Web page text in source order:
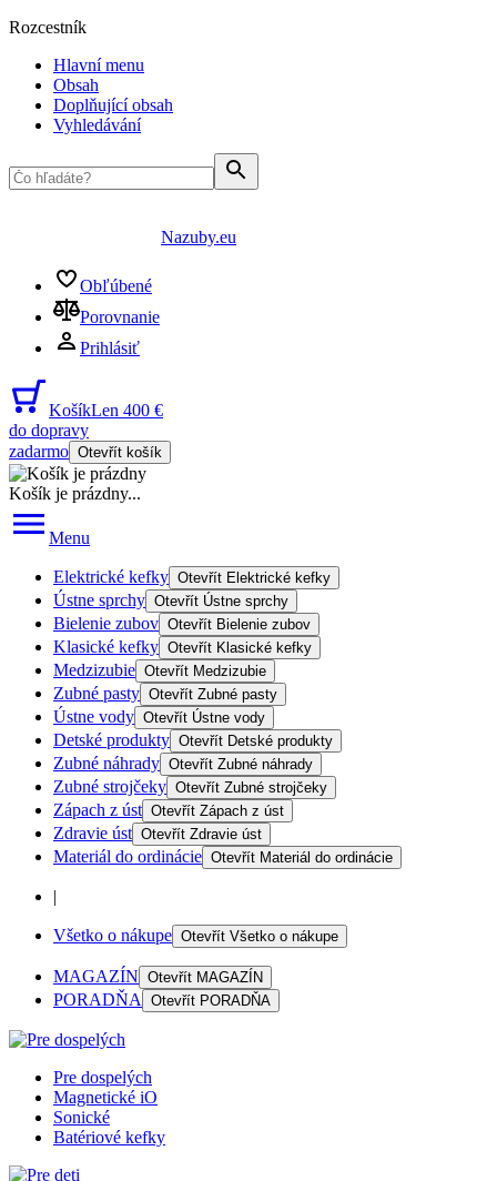
Rozcestník
Hlavní menu
Obsah
Doplňující obsah
Vyhledávání
Nazuby.eu
Obľúbené
Porovnanie
Prihlásiť
KošíkLen 400 €
do dopravy
zadarmo Otevřít košík
Košík je prázdny...
Menu
Elektrické kefky Otevřít Elektrické kefky
Ústne sprchy Otevřít Ústne sprchy
Bielenie zubov Otevřít Bielenie zubov
Klasické kefky Otevřít Klasické kefky
Medzizubie Otevřít Medzizubie
Zubné pasty Otevřít Zubné pasty
Ústne vody Otevřít Ústne vody
Detské produkty Otevřít Detské produkty
Zubné náhrady Otevřít Zubné náhrady
Zubné strojčeky Otevřít Zubné strojčeky
Zápach z úst Otevřít Zápach z úst
Zdravie úst Otevřít Zdravie úst
Materiál do ordinácie Otevřít Materiál do ordinácie
|
Všetko o nákupe Otevřít Všetko o nákupe
MAGAZÍN Otevřít MAGAZÍN
PORADŇA Otevřít PORADŇA
Pre dospelých
Magnetické iO
Sonické
Batériové kefky